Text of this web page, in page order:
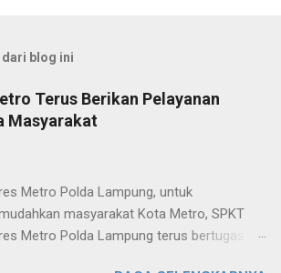
blog ini
Terus Berikan Pelayanan
Masyarakat
Metro Polda Lampung, untuk
masyarakat Kota Metro, SPKT
Metro Polda Lampung terus bertugas